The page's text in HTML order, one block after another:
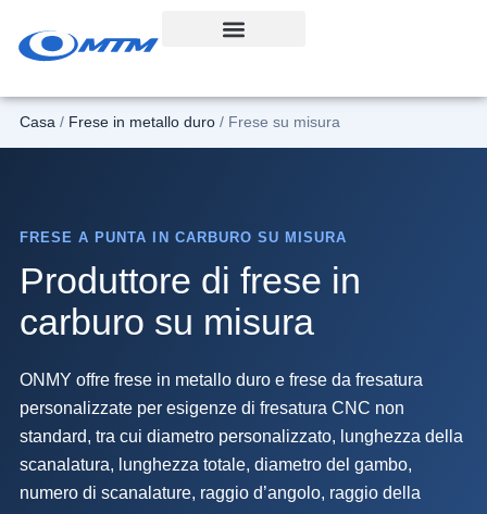
Casa / Frese in metallo duro/ Frese su misura
FRESE A PUNTA IN CARBURO SU MISURA
Produttore di frese in
carburo su misura
ONMY offre frese in metallo duro e frese da fresatura
personalizzate per esigenze di fresatura CNC non
standard, tra cui diametro personalizzato, lunghezza della
scanalatura, lunghezza totale, diametro del gambo,
numero di scanalature, raggio d’angolo, raggio della